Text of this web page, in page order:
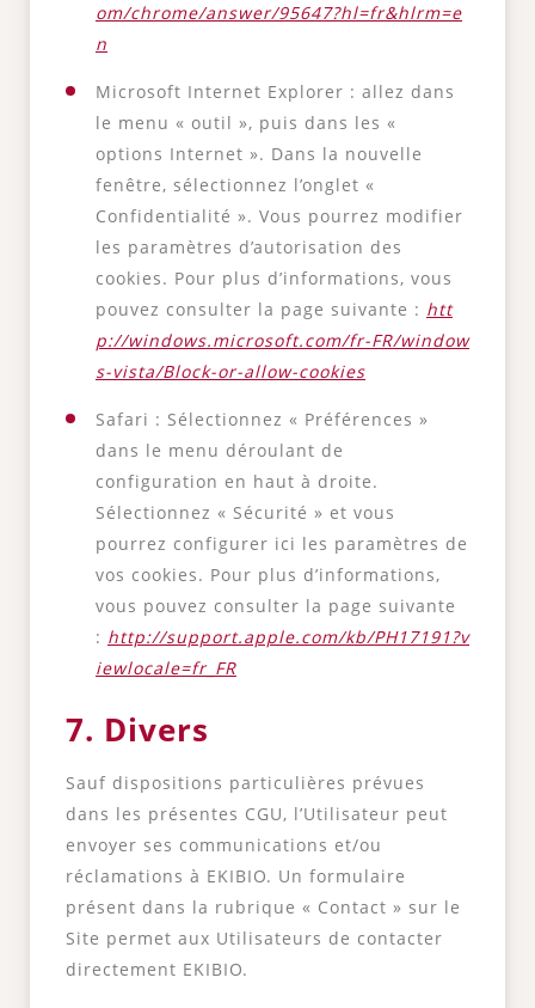
om/chrome/answer/95647?hl=fr&hlrm=e
n
Microsoft Internet Explorer : allez dans
le menu « outil », puis dans les «
options Internet ». Dans la nouvelle
fenêtre, sélectionnez l’onglet «
Confidentialité ». Vous pourrez modifier
les paramètres d’autorisation des
cookies. Pour plus d’informations, vous
pouvez consulter la page suivante : htt
p://windows.microsoft.com/fr-FR/window
s-vista/Block-or-allow-cookies
Safari : Sélectionnez « Préférences »
dans le menu déroulant de
configuration en haut à droite.
Sélectionnez « Sécurité » et vous
pourrez configurer ici les paramètres de
vos cookies. Pour plus d’informations,
vous pouvez consulter la page suivante
: http://support.apple.com/kb/PH17191?v
iewlocale=fr_FR
7. Divers
Sauf dispositions particulières prévues
dans les présentes CGU, l’Utilisateur peut
envoyer ses communications et/ou
réclamations à EKIBIO. Un formulaire
présent dans la rubrique « Contact » sur le
Site permet aux Utilisateurs de contacter
directement EKIBIO.